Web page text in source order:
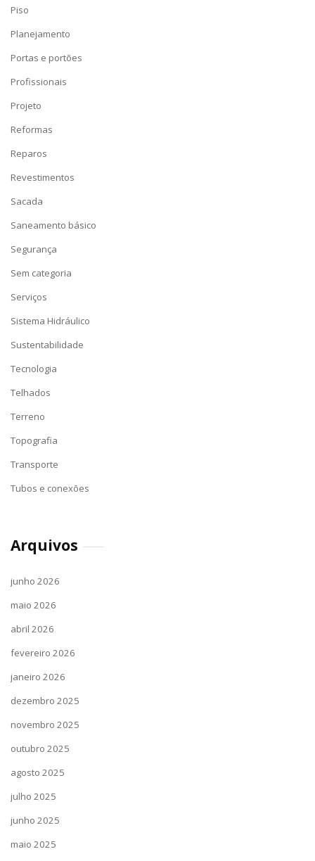
Piso
Planejamento
Portas e portões
Profissionais
Projeto
Reformas
Reparos
Revestimentos
Sacada
Saneamento básico
Segurança
Sem categoria
Serviços
Sistema Hidráulico
Sustentabilidade
Tecnologia
Telhados
Terreno
Topografia
Transporte
Tubos e conexões
Arquivos
junho 2026
maio 2026
abril 2026
fevereiro 2026
janeiro 2026
dezembro 2025
novembro 2025
outubro 2025
agosto 2025
julho 2025
junho 2025
maio 2025